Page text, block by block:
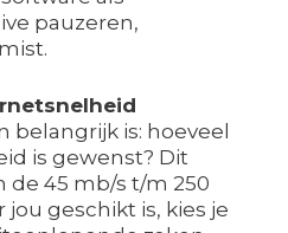
pauzeren,
belangrijk is: hoeveel
is gewenst? Dit
de 45 mb/s t/m 250
jou geschikt is, kies je